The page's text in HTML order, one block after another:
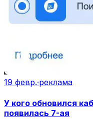
19 февр.·реклама
У кого обновился
появилась 7-ая